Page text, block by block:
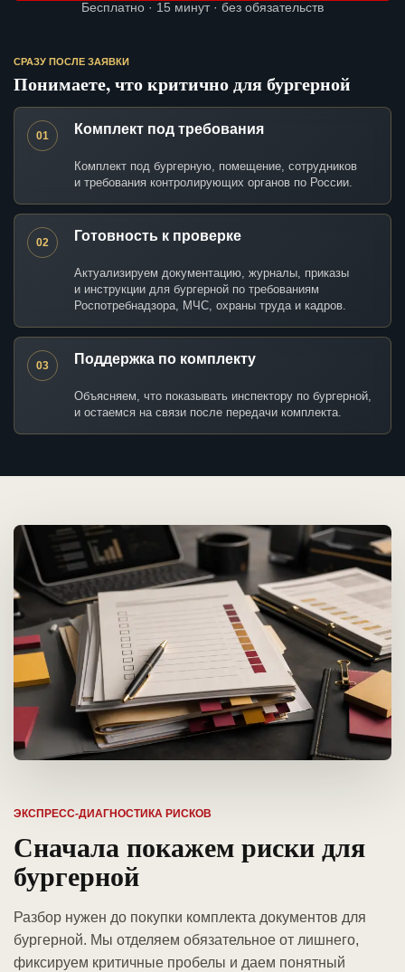
Бесплатно · 15 минут · без обязательств
СРАЗУ ПОСЛЕ ЗАЯВКИ
Понимаете, что критично для бургерной
01 Комплект под требования
Комплект под бургерную, помещение, сотрудников
и требования контролирующих органов по России.
02 Готовность к проверке
Актуализируем документацию, журналы, приказы
и инструкции для бургерной по требованиям
Роспотребнадзора, МЧС, охраны труда и кадров.
03 Поддержка по комплекту
Объясняем, что показывать инспектору по бургерной,
и остаемся на связи после передачи комплекта.
ЭКСПРЕСС-ДИАГНОСТИКА РИСКОВ
Сначала покажем риски для
бургерной
Разбор нужен до покупки комплекта документов для
бургерной. Мы отделяем обязательное от лишнего,
фиксируем критичные пробелы и даем понятный